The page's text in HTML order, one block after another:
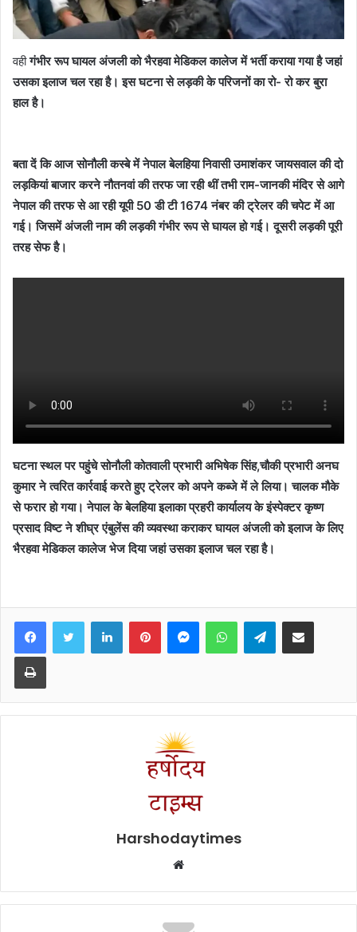
वहीगंभीर रूप घायल अंजली को भैरहवा मेडिकल कालेज में भर्ती कराया गया है जहां
उसका इलाज चल रहा है। इस घटना से लड़की के परिजनों का रो- रो कर बुरा
हाल है।
बता दें कि आज सोनौली कस्बे में नेपाल बेलहिया निवासी उमाशंकर जायसवाल की दो
लड़कियां बाजार करने नौतनवां की तरफ जा रही थीं तभी राम-जानकी मंदिर से आगे
नेपाल की तरफ से आ रही यूपी 50 डी टी 1674 नंबर की ट्रेलर की चपेट में आ
गई। जिसमें अंजली नाम की लड़की गंभीर रूप से घायल हो गई। दूसरी लड़की पूरी
तरह सेफ है।
घटना स्थल पर पहुंचे सोनौली कोतवाली प्रभारी अभिषेक सिंह,चौकी प्रभारी अनघ
कुमार ने त्वरित कार्रवाई करते हुए ट्रेलर को अपने कब्जे में ले लिया। चालक मौके
से फरार हो गया। नेपाल के बेलहिया इलाका प्रहरी कार्यालय के इंस्पेक्टर कृष्ण
प्रसाद विष्ट ने शीघ्र एंबुलेंस की व्यवस्था कराकर घायल अंजली को इलाज के लिए
भैरहवा मेडिकल कालेज भेज दिया जहां उसका इलाज चल रहा है।
FacebookTwitter LinkedInPinterestMessengerWhatsAppTelegramShare via Email
Print
Harshodaytimes
Website